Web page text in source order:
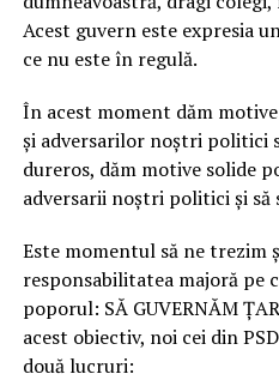
Acest guvern este expresia
ce nu este în regulă.
În acest moment dăm
și adversarilor noștri politici
dureros, dăm motive solide
adversarii noștri politici și
Este momentul să ne trezim
responsabilitatea majoră pe
poporul: SĂ GUVERNĂM
acest obiectiv, noi cei din
două lucruri: